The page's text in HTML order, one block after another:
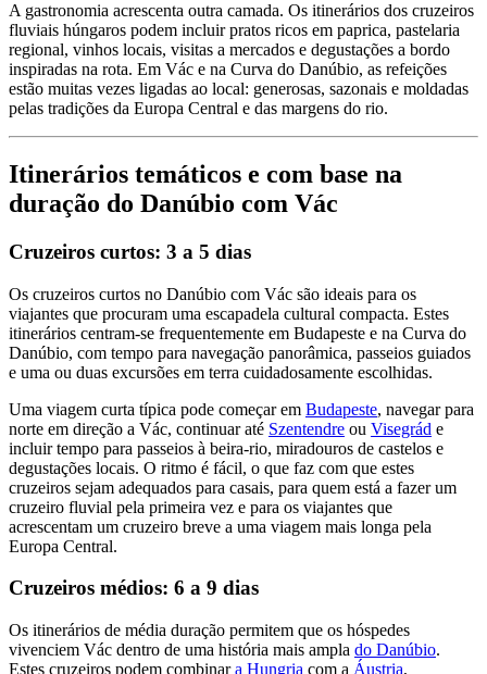
A gastronomia acrescenta outra camada. Os itinerários dos cruzeiros
fluviais húngaros podem incluir pratos ricos em paprica, pastelaria
regional, vinhos locais, visitas a mercados e degustações a bordo
inspiradas na rota. Em Vác e na Curva do Danúbio, as refeições
estão muitas vezes ligadas ao local: generosas, sazonais e moldadas
pelas tradições da Europa Central e das margens do rio.
Itinerários temáticos e com base na
duração do Danúbio com Vác
Cruzeiros curtos: 3 a 5 dias
Os cruzeiros curtos no Danúbio com Vác são ideais para os
viajantes que procuram uma escapadela cultural compacta. Estes
itinerários centram-se frequentemente em Budapeste e na Curva do
Danúbio, com tempo para navegação panorâmica, passeios guiados
e uma ou duas excursões em terra cuidadosamente escolhidas.
Uma viagem curta típica pode começar em Budapeste, navegar para
norte em direção a Vác, continuar até Szentendre ou Visegrád e
incluir tempo para passeios à beira-rio, miradouros de castelos e
degustações locais. O ritmo é fácil, o que faz com que estes
cruzeiros sejam adequados para casais, para quem está a fazer um
cruzeiro fluvial pela primeira vez e para os viajantes que
acrescentam um cruzeiro breve a uma viagem mais longa pela
Europa Central.
Cruzeiros médios: 6 a 9 dias
Os itinerários de média duração permitem que os hóspedes
vivenciem Vác dentro de uma história mais ampla do Danúbio.
Estes cruzeiros podem combinara Hungria com a Áustria,